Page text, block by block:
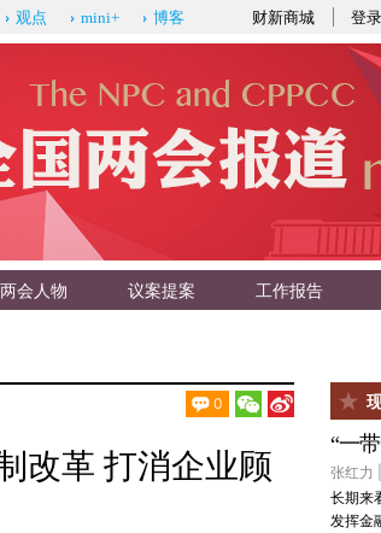
财新商城 登录
观点 mini+ 博客
两会人物 议案提案 工作报告
0
改革 打消企业顾
“一
张红力
长期来
发挥金